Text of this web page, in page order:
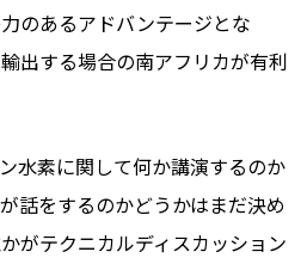
のあるアドバンテージとな
出する場合の南アフリカが有利
水素に関して何か講演するのか
話をするのかどうかはまだ決め
がテクニカルディスカッション